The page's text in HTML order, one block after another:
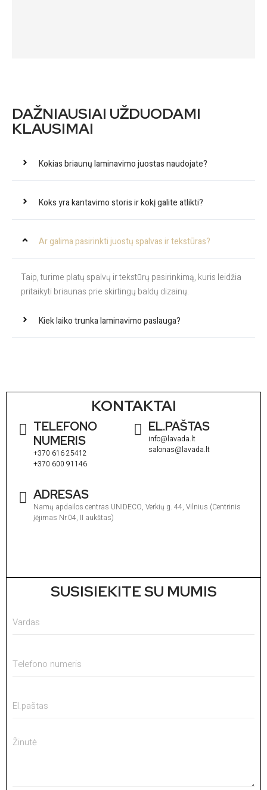
DAŽNIAUSIAI UŽDUODAMI
KLAUSIMAI
Kokias briaunų laminavimo juostas naudojate?
Koks yra kantavimo storis ir kokį galite atlikti?
Ar galima pasirinkti juostų spalvas ir tekstūras?
Taip, turime platų spalvų ir tekstūrų pasirinkimą, kuris leidžia
pritaikyti briaunas prie skirtingų baldų dizainų.
Kiek laiko trunka laminavimo paslauga?
KONTAKTAI
TELEFONO
NUMERIS
+370 616 25412
+370 600 91146
EL.PAŠTAS
info@lavada.lt
salonas@lavada.lt
ADRESAS
Namų apdailos centras UNIDECO, Verkių g. 44, Vilnius (Centrinis
įėjimas Nr.04, II aukštas)
SUSISIEKITE SU MUMIS